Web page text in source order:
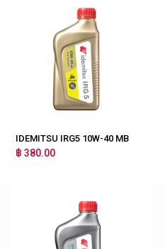
IDEMITSU IRG5 10W-40 MB
฿ 380.00